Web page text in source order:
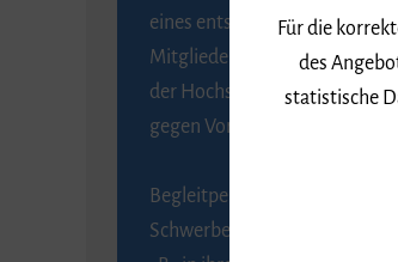
eines entsprechenden
Mitglieder der Gesellschaft
der Hochschule für Musik
gegen Vorlage des
Begleitpersonen von
Schwerbehinderung, die das
Für die
des
statistische